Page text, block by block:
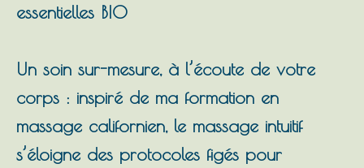
essentielles BIO
Un soin sur-mesure, à l’écoute de votre
corps : inspiré de ma formation en
massage californien, le massage intuitif
s’éloigne des protocoles figés pour